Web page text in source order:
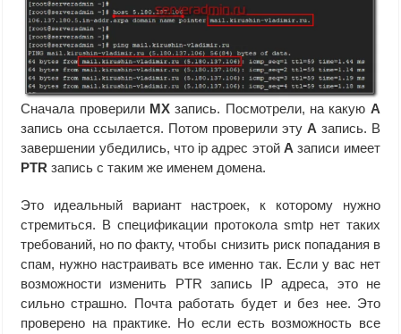
Сначала проверили MXзапись. Посмотрели, на какую А
запись она ссылается. Потом проверили эту А запись. В
завершении убедились, что ip адрес этойА записи имеет
PTR запись с таким же именем домена.
Это идеальный вариант настроек, к которому нужно
стремиться. В спецификации протокола smtp нет таких
требований, но по факту, чтобы снизить риск попадания в
спам, нужно настраивать все именно так. Если у вас нет
возможности изменить PTR запись IP адреса, это не
сильно страшно. Почта работать будет и без нее. Это
проверено на практике. Но если есть возможность все